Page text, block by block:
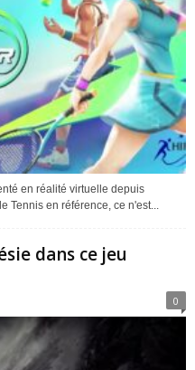
en réalité virtuelle depuis
Tennis en référence, ce n'est...
dans ce jeu
0